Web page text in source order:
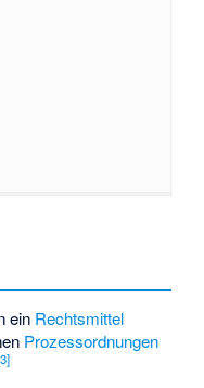
ein Rechtsmittel
Prozessordnungen
3]